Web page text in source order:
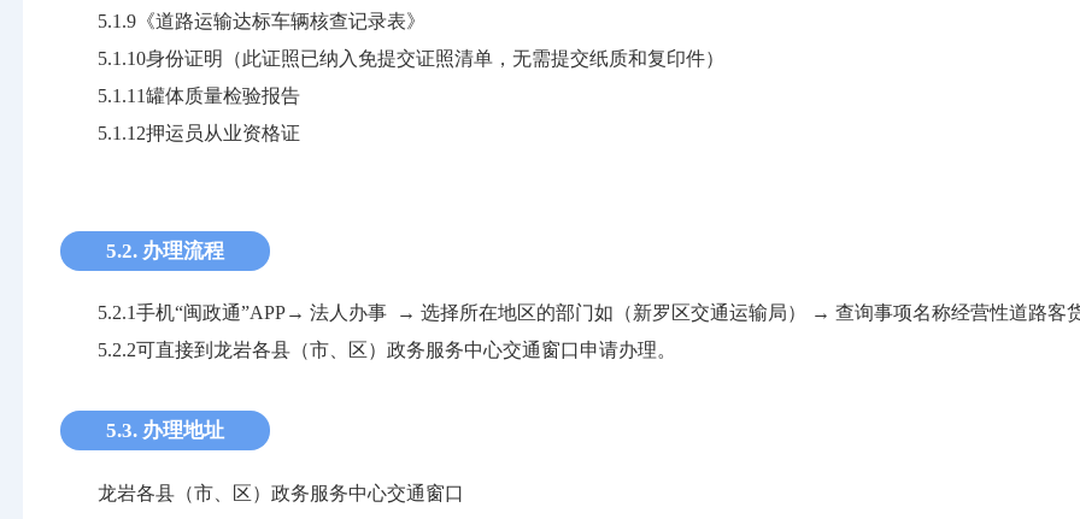
5.1.9《道路运输达标车辆核查记录表》
5.1.10身份证明（此证照已纳入免提交证照清单，无需提交纸质和复印件）
5.1.11罐体质量检验报告
5.1.12押运员从业资格证
5.2. 办理流程
5.2.1手机“闽政通”APP→ 法人办事 → 选择所在地区的部门如（新罗区交通运输局） → 查询事项名称经营性道路
5.2.2可直接到龙岩各县（市、区）政务服务中心交通窗口申请办理。
5.3. 办理地址
龙岩各县（市、区）政务服务中心交通窗口